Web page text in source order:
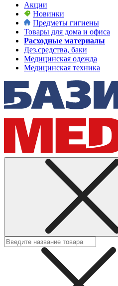
Акции
Новинки
Предметы гигиены
Товары для дома и офиса
Расходные материалы
Дез.средства, баки
Медицинская одежда
Медицинская техника